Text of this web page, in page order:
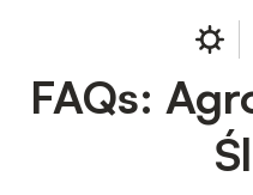
FAQs: